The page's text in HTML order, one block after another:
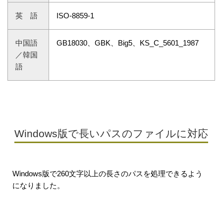
英 語 ISO-8859-1
中国語
／韓国
語
GB18030、GBK、Big5、KS_C_5601_1987
Windows版で長いパスのファイルに対応
Windows版で260文字以上の長さのパスを処理できるよう
になりました。